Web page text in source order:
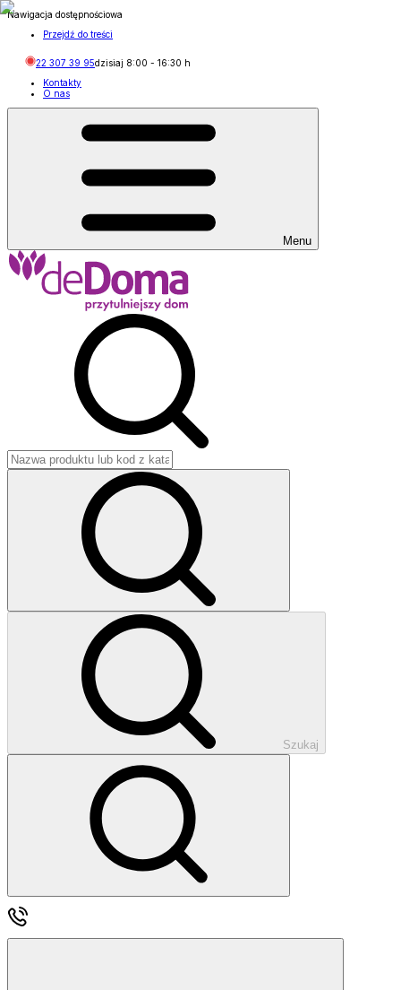
Nawigacja dostępnościowa
Przejdź do treści
22 307 39 95dzisiaj 8:00 - 16:30 h
Kontakty
O nas
Menu
Szukaj